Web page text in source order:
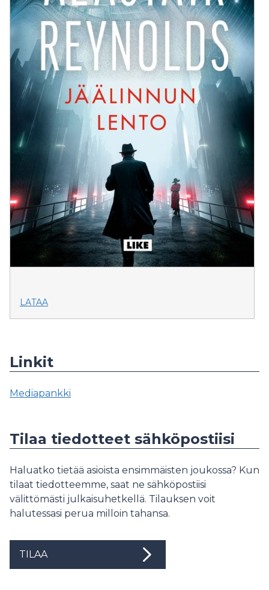
LATAA
Linkit
Mediapankki
Tilaa tiedotteet sähköpostiisi
Haluatko tietää asioista ensimmäisten joukossa? Kun
tilaat tiedotteemme, saat ne sähköpostiisi
välittömästi julkaisuhetkellä. Tilauksen voit
halutessasi perua milloin tahansa.
TILAA